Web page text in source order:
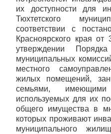
их доступности для
Тюхтетского
соответствии с
Красноярского края
утверждении
муниципальных
местного
жилых помещений,
семьями,
используемых для их
общего имущества в
которых проживают
муниципального